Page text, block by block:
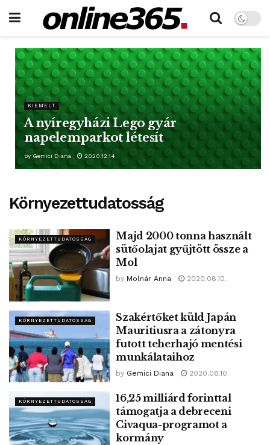
KIEMELT
A nyíregyházi Lego gyár
napelemparkot létesít
by Gemici Diana 2020.12.14.
Környezettudatosság
KÖRNYEZETTUDATOSSÁG
Majd 2000 tonna használt
sütőolajat gyűjtött össze a
Mol
by Molnár Anna 2020.08.10.
KÖRNYEZETTUDATOSSÁG
Szakértőket küld Japán
Mauritiusra a zátonyra
futott teherhajó mentési
munkálataihoz
by Gemici Diana 2020.08.10.
KÖRNYEZETTUDATOSSÁG
16,25 milliárd forinttal
támogatja a debreceni
Civaqua-programot a
kormány